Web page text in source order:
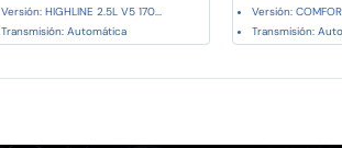
Versión: HIGHLINE 2.5L V5 170...
Transmisión: Automática
Versión:
Transmisión: